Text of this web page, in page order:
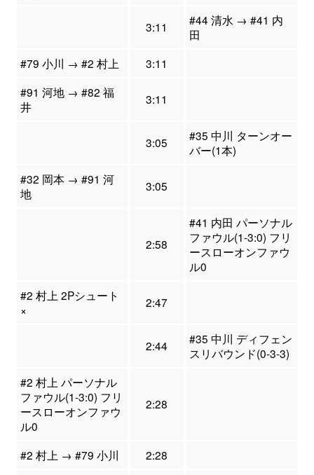
3:11
#44 清水 → #41 内
田
#79 小川 → #2 村上
3:11
#91 河地 → #82 福
井
3:11
3:05
#35 中川 ターンオー
バー(1本)
#32 岡本 → #91 河
地
3:05
2:58
#41 内田 パーソナル
ファウル(1-3:0) フリ
ースローオンファウ
ル0
#2 村上 2Pシュート
×
2:47
2:44
#35 中川 ディフェン
スリバウンド(0-3-3)
#2 村上 パーソナル
ファウル(1-3:0) フリ
ースローオンファウ
ル0
2:28
#2 村上 → #79 小川
2:28